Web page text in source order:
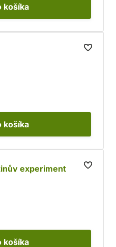
košíka
košíka
experiment
košíka